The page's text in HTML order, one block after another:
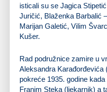
isticali su se Jagica
Juričić, Blaženka Barbalić
Marijan Galetić, Vilim
Kušer.
Rad podružnice zamire u
Aleksandra Karađorđevića
pokreće 1935. godine
Franjm Steka (ljekarnik) a